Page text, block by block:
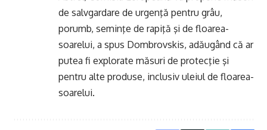
de salvgardare de urgenţă pentru grâu,
porumb, seminţe de rapiţă şi de floarea-
soarelui, a spus Dombrovskis, adăugând că ar
putea fi explorate măsuri de protecţie şi
pentru alte produse, inclusiv uleiul de floarea-
soarelui.